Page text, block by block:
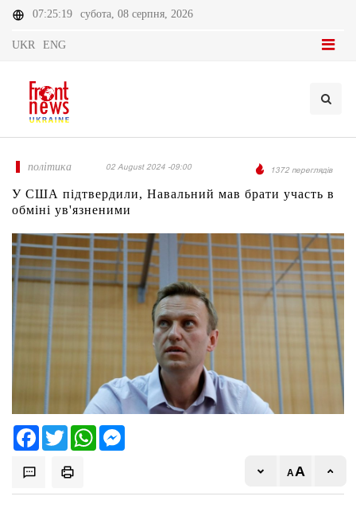
07:25:19 субота, 08 серпня, 2026
UKR ENG
політика 02 August 2024 -09:00 1372 переглядів
У США підтвердили, Навальний мав брати участь в
обміні ув'язненими
FacebookTwitter WhatsApp